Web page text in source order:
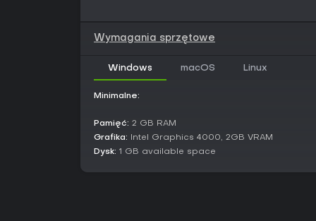
Wymagania sprzętowe
Windows macOS Linux
Minimalne:
Pamięć: 2 GB RAM
Grafika: Intel Graphics 4000, 2GB VRAM
Dysk: 1 GB available space